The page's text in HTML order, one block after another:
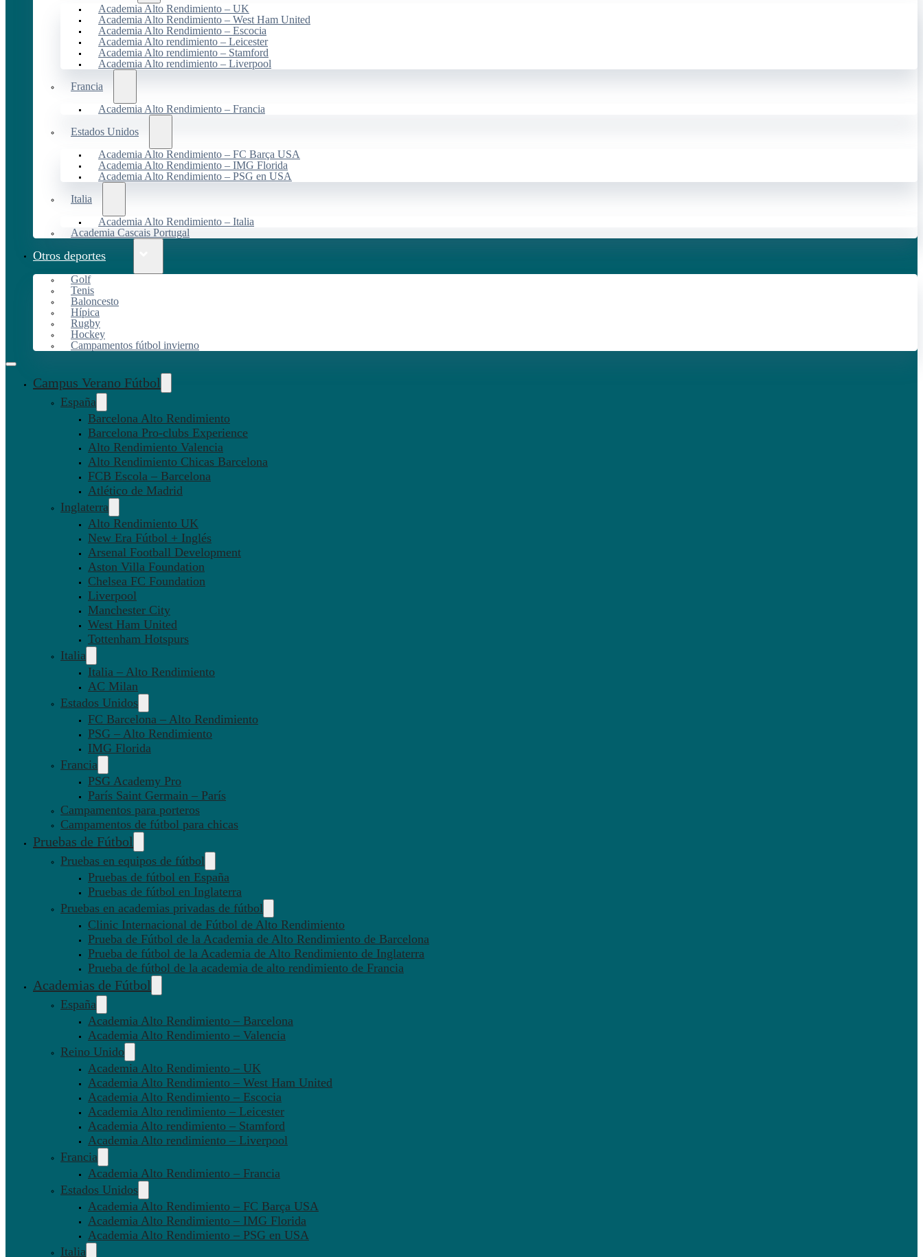
Academia Alto Rendimiento – UK
Academia Alto Rendimiento – West Ham United
Academia Alto Rendimiento – Escocia
Academia Alto rendimiento – Leicester
Academia Alto rendimiento – Stamford
Academia Alto rendimiento – Liverpool
Francia
Academia Alto Rendimiento – Francia
Estados Unidos
Academia Alto Rendimiento – FC Barça USA
Academia Alto Rendimiento – IMG Florida
Academia Alto Rendimiento – PSG en USA
Italia
Academia Alto Rendimiento – Italia
Academia Cascais Portugal
Otros deportes
Golf
Tenis
Baloncesto
Hípica
Rugby
Hockey
Campamentos fútbol invierno
Campus Verano Fútbol
España
Barcelona Alto Rendimiento
Barcelona Pro-clubs Experience
Alto Rendimiento Valencia
Alto Rendimiento Chicas Barcelona
FCB Escola – Barcelona
Atlético de Madrid
Inglaterra
Alto Rendimiento UK
New Era Fútbol + Inglés
Arsenal Football Development
Aston Villa Foundation
Chelsea FC Foundation
Liverpool
Manchester City
West Ham United
Tottenham Hotspurs
Italia
Italia – Alto Rendimiento
AC Milan
Estados Unidos
FC Barcelona – Alto Rendimiento
PSG – Alto Rendimiento
IMG Florida
Francia
PSG Academy Pro
París Saint Germain – París
Campamentos para porteros
Campamentos de fútbol para chicas
Pruebas de Fútbol
Pruebas en equipos de fútbol
Pruebas de fútbol en España
Pruebas de fútbol en Inglaterra
Pruebas en academias privadas de fútbol
Clinic Internacional de Fútbol de Alto Rendimiento
Prueba de Fútbol de la Academia de Alto Rendimiento de Barcelona
Prueba de fútbol de la Academia de Alto Rendimiento de Inglaterra
Prueba de fútbol de la academia de alto rendimiento de Francia
Academias de Fútbol
España
Academia Alto Rendimiento – Barcelona
Academia Alto Rendimiento – Valencia
Reino Unido
Academia Alto Rendimiento – UK
Academia Alto Rendimiento – West Ham United
Academia Alto Rendimiento – Escocia
Academia Alto rendimiento – Leicester
Academia Alto rendimiento – Stamford
Academia Alto rendimiento – Liverpool
Francia
Academia Alto Rendimiento – Francia
Estados Unidos
Academia Alto Rendimiento – FC Barça USA
Academia Alto Rendimiento – IMG Florida
Academia Alto Rendimiento – PSG en USA
Italia